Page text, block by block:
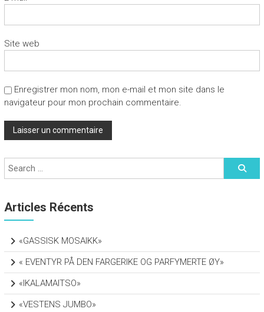
Site web
Enregistrer mon nom, mon e-mail et mon site dans le
navigateur pour mon prochain commentaire.
Articles Récents
«GASSISK MOSAIKK»
« EVENTYR PÅ DEN FARGERIKE OG PARFYMERTE ØY»
«IKALAMAITSO»
«VESTENS JUMBO»